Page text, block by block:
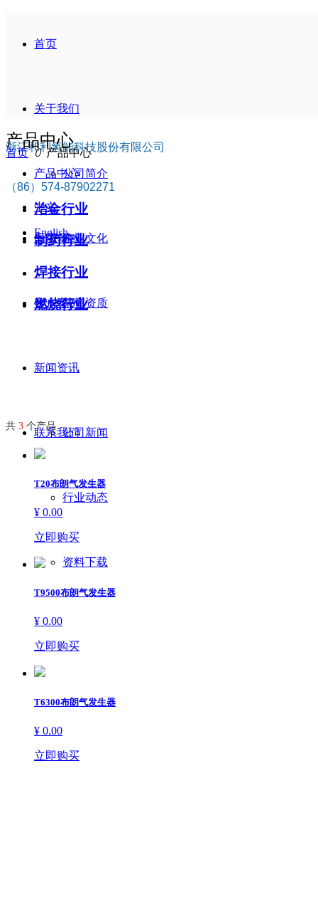
首页
关于我们
公司简介
企业文化
荣誉资质
产品中心
应用领域
客户案例
新闻资讯
公司新闻
行业动态
资料下载
联系我们
浙江和利氢能科技股份有限公司
（86）574-87902271
中文
English
产品中心
首页 ꄲ 产品中心
冶金行业
制药行业
焊接行业
燃烧行业
共 3 个产品
T20布朗气发生器
¥ 0.00
立即购买
T9500布朗气发生器
¥ 0.00
立即购买
T6300布朗气发生器
¥ 0.00
立即购买